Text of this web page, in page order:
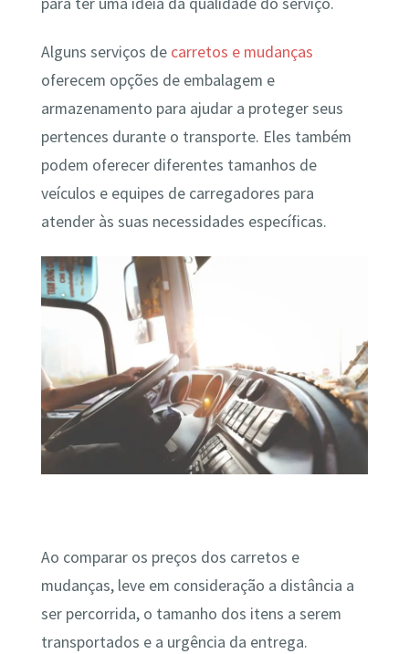
Alguns serviços de carretos e mudanças
oferecem opções de embalagem e
armazenamento para ajudar a proteger seus
pertences durante o transporte. Eles também
podem oferecer diferentes tamanhos de
veículos e equipes de carregadores para
atender às suas necessidades específicas.
Ao comparar os preços dos carretos e
mudanças, leve em consideração a distância a
ser percorrida, o tamanho dos itens a serem
transportados e a urgência da entrega.